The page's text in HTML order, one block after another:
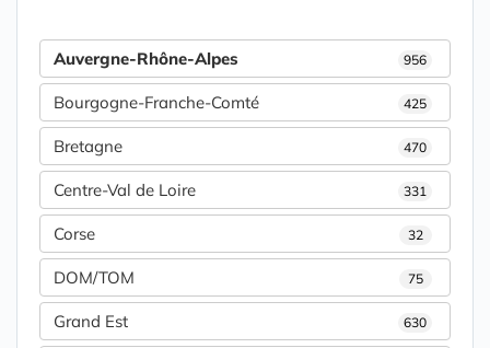
Auvergne-Rhône-Alpes 956
Bourgogne-Franche-Comté 425
Bretagne 470
Centre-Val de Loire 331
Corse 32
DOM/TOM 75
Grand Est 630